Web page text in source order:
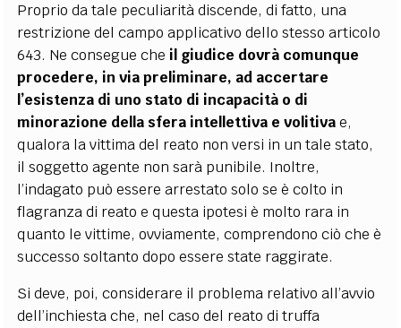
Proprio da tale peculiarità discende, di fatto, una
restrizione del campo applicativo dello stesso articolo
643. Ne consegue che il giudice dovrà comunque
procedere, in via preliminare, ad accertare
l’esistenza di uno stato di incapacità o di
minorazione della sfera intellettiva e volitivae,
qualora la vittima del reato non versi in un tale stato,
il soggetto agente non sarà punibile. Inoltre,
l’indagato può essere arrestato solo se è colto in
flagranza di reato e questa ipotesi è molto rara in
quanto le vittime, ovviamente, comprendono ciò che è
successo soltanto dopo essere state raggirate.
Si deve, poi, considerare il problema relativo all’avvio
dell’inchiesta che, nel caso del reato di truffa